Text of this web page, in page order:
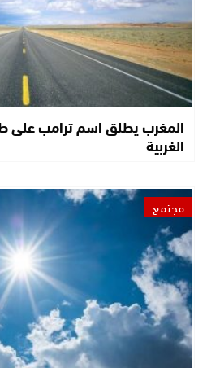
المغرب يطلق اسم ترامب على
الغربية
مجتمع